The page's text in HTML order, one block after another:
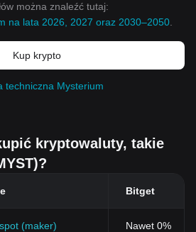
można znaleźć tutaj:
na lata 2026, 2027 oraz 2030–2050
Kup krypto
techniczna Mysterium
kryptowaluty, takie
Bitget
(maker) Nawet 0%